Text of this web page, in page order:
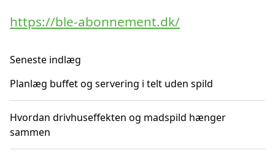
https://ble-abonnement.dk/
Seneste indlæg
Planlæg buffet og servering i telt uden spild
Hvordan drivhuseffekten og madspild hænger
sammen